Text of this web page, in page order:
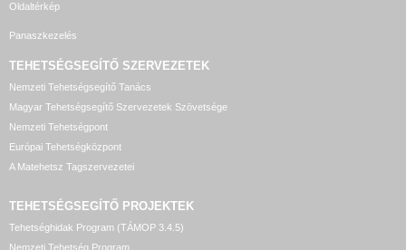
Oldaltérkép
Panaszkezelés
TEHETSÉGSEGÍTŐ SZERVEZETEK
Nemzeti Tehetségsegítő Tanács
Magyar Tehetségsegítő Szervezetek Szövetsége
Nemzeti Tehetségpont
Európai Tehetségközpont
A Matehetsz Tagszervezetei
TEHETSÉGSEGÍTŐ PROJEKTEK
Tehetséghidak Program (TÁMOP 3.4.5)
Nemzeti Tehetség Program